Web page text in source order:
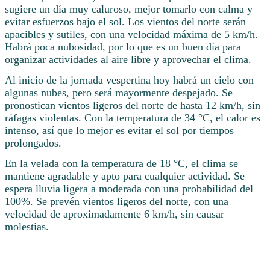
sugiere un día muy caluroso, mejor tomarlo con calma y
evitar esfuerzos bajo el sol. Los vientos del norte serán
apacibles y sutiles, con una velocidad máxima de 5 km/h.
Habrá poca nubosidad, por lo que es un buen día para
organizar actividades al aire libre y aprovechar el clima.
Al inicio de la jornada vespertina hoy habrá un cielo con
algunas nubes, pero será mayormente despejado. Se
pronostican vientos ligeros del norte de hasta 12 km/h, sin
ráfagas violentas. Con la temperatura de 34 °C, el calor es
intenso, así que lo mejor es evitar el sol por tiempos
prolongados.
En la velada con la temperatura de 18 °C, el clima se
mantiene agradable y apto para cualquier actividad. Se
espera lluvia ligera a moderada con una probabilidad del
100%. Se prevén vientos ligeros del norte, con una
velocidad de aproximadamente 6 km/h, sin causar
molestias.